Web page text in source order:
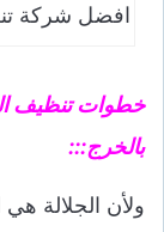
افضل شركة
خطوات تنظيف
بالخرج:::
ولأن الجلالة